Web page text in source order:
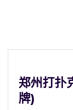
郑州打扑
牌)